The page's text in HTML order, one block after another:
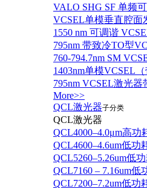
VALO SHG SF 单频
VCSEL单模垂直腔面
1550 nm 可调谐
795nm 带致冷TO型
760-794.7nm SM
1403nm单模VCSEL（
795nm VCSEL激光器
More>>
QCL激光器子分类
QCL激光器
QCL4000–4.0μm高
QCL4600–4.6um低
QCL5260–5.26um低
QCL7160 – 7.16um
QCL7200–7.2um低